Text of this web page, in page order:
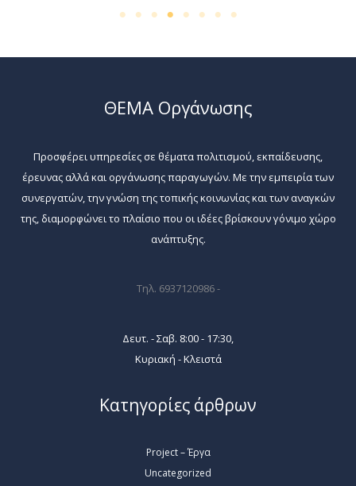
ΘΕΜΑ Οργάνωσης
Προσφέρει υπηρεσίες σε θέματα πολιτισμού, εκπαίδευσης,
έρευνας αλλά και οργάνωσης παραγωγών. Με την εμπειρία των
συνεργατών, την γνώση της τοπικής κοινωνίας και των αναγκών
της, διαμορφώνει το πλαίσιο που οι ιδέες βρίσκουν γόνιμο χώρο
ανάπτυξης.
Τηλ. 6937120986 -
Δευτ. - Σαβ. 8:00 - 17:30,
Κυριακή - Κλειστά
Κατηγορίες άρθρων
Project – Έργα
Uncategorized